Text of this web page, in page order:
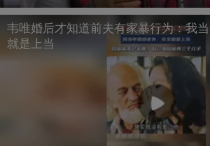
韦唯婚后才知道前夫有家暴行为：我
就是上当